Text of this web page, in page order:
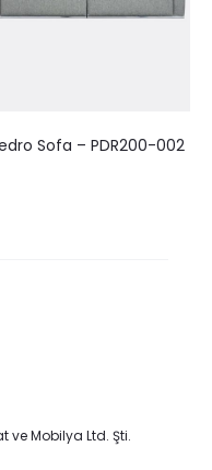
Sofa – PDR200-002
ve Mobilya Ltd. Şti.